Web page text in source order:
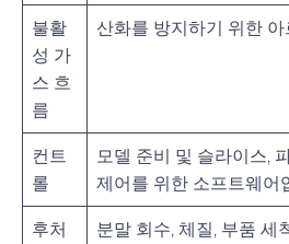
불활
성 가
스 흐
름
산화를 방지하기 위한
컨트
롤
모델 준비 및 슬라이스,
제어를 위한 소프트웨어
후처
분말 회수, 체질, 부품 세